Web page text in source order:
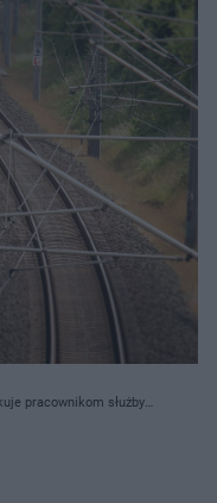
pracownikom służby